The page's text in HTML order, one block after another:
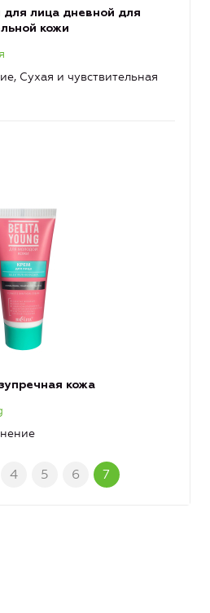
лица дневной для
кожи
Сухая и чувствительная
кожа
4 5 6 7